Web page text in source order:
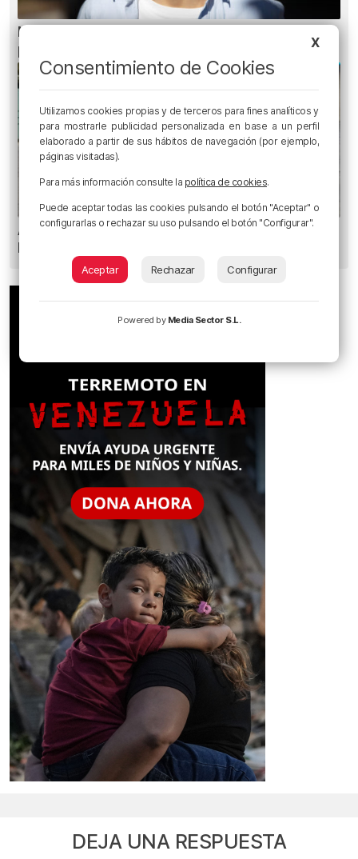
Ni gafas de sol ni radiografías: los errores que
pueden dañar la retina durante el eclipse
Amor y humor en Aste Nagusia: «¿Quién se
besa como en las películas?»
DEJA UNA RESPUESTA
X
Consentimiento de Cookies
Utilizamos cookies propias y de terceros para fines analíticos y
para mostrarle publicidad personalizada en base a un perfil
elaborado a partir de sus hábitos de navegación (por ejemplo,
páginas visitadas).
Para más información consulte la política de cookies.
Puede aceptar todas las cookies pulsando el botón "Aceptar" o
configurarlas o rechazar su uso pulsando el botón "Configurar".
Aceptar Rechazar Configurar
Powered by Media Sector S.L.